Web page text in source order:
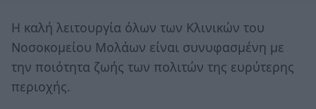
Η καλή λειτουργία όλων των Κλινικών του
Νοσοκομείου Μολάων είναι συνυφασμένη με
την ποιότητα ζωής των πολιτών της ευρύτερης
περιοχής.